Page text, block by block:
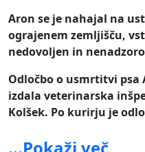
Aron se je nahajal na
ograjenem zemljišču,
nedovoljen in
Odločbo o usmrtitvi psa
izdala veterinarska
Kolšek. Po kurirju je
izvršilo usmrtitev.